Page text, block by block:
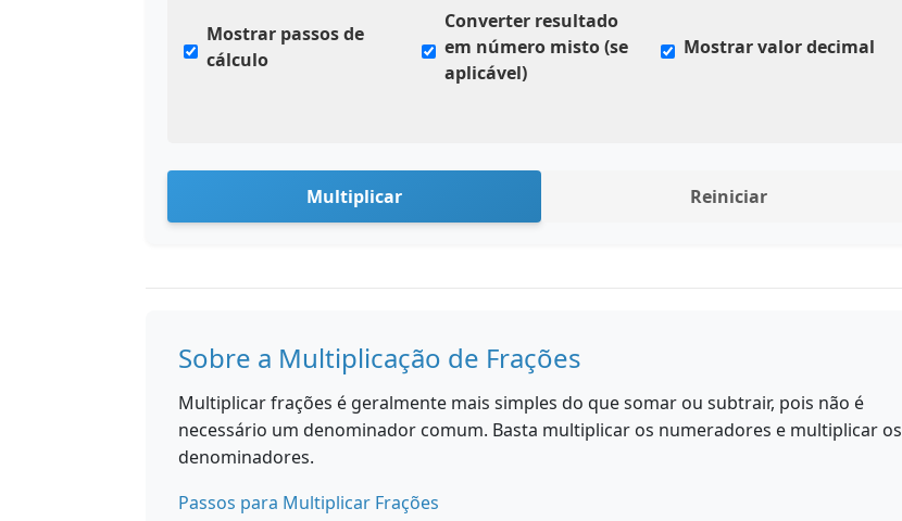
Mostrar passos de
cálculo
Converter resultado
em número misto (se
aplicável)
Mostrar valor decimal
Multiplicar Reiniciar
Sobre a Multiplicação de Frações
Multiplicar frações é geralmente mais simples do que somar ou subtrair, pois não é
necessário um denominador comum. Basta multiplicar os numeradores e multiplicar os
denominadores.
Passos para Multiplicar Frações